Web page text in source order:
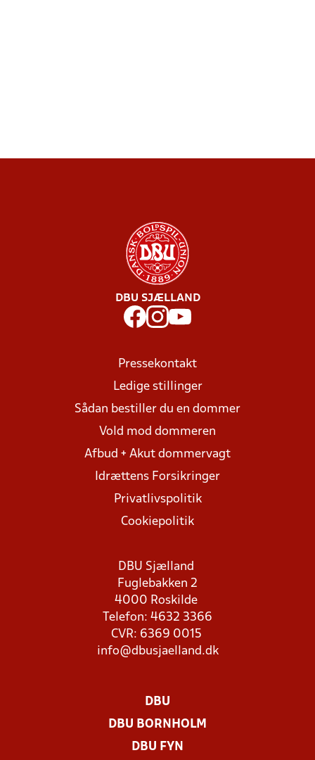
DBU SJÆLLAND
Pressekontakt
Ledige stillinger
Sådan bestiller du en dommer
Vold mod dommeren
Afbud + Akut dommervagt
Idrættens Forsikringer
Privatlivspolitik
Cookiepolitik
DBU Sjælland
Fuglebakken 2
4000 Roskilde
Telefon: 4632 3366
CVR: 6369 0015
info@dbusjaelland.dk
DBU
DBU BORNHOLM
DBU FYN